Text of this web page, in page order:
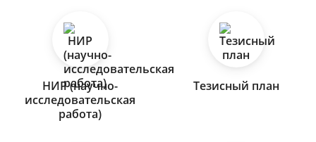
НИР (научно-
исследовательская
работа)
Тезисный план